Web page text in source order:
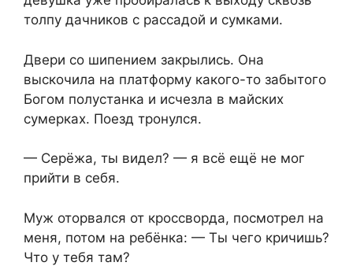
толпу дачников с рассадой и сумками.
Двери со шипением закрылись. Она
выскочила на платформу какого-то забытого
Богом полустанка и исчезла в майских
сумерках. Поезд тронулся.
— Серёжа, ты видел? — я всё ещё не мог
прийти в себя.
Муж оторвался от кроссворда, посмотрел на
меня, потом на ребёнка: — Ты чего кричишь?
Что у тебя там?